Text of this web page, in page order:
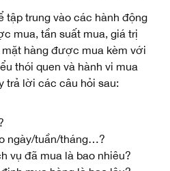
tập trung vào các hành động
mua, tần suất mua, giá trị
hàng được mua kèm với
thói quen và hành vi mua
trả lời các câu hỏi sau:
ngày/tuần/tháng…?
vụ đã mua là bao nhiêu?